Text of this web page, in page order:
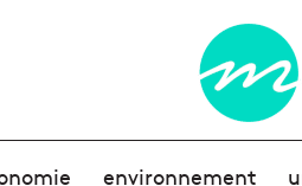
environnement